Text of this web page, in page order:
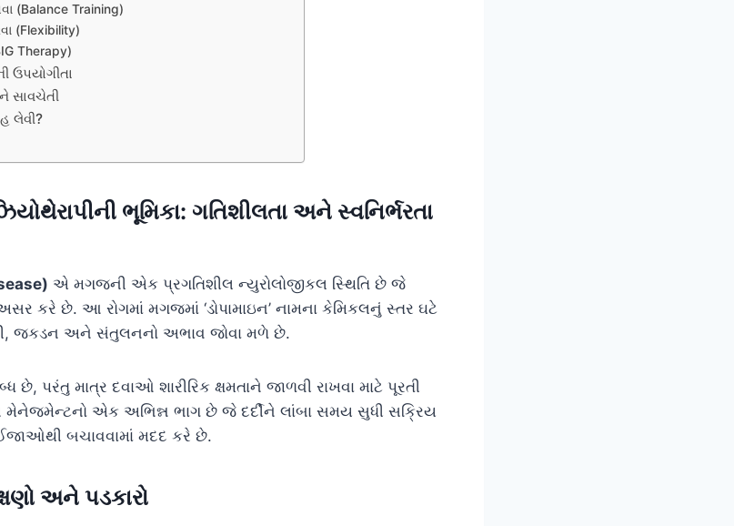
(Balance Training)
(Flexibility)
Therapy)
ઉપયોગીતા
સાવચેતી
લેવી?
ભૂમિકા: ગતિશીલતા અને સ્વનિર્ભરતા
એ મગજની એક પ્રગતિશીલ ન્યુરોલોજીકલ સ્થિતિ છે જે
કરે છે. આ રોગમાં મગજમાં ‘ડોપામાઇન’ નામના કેમિકલનું સ્તર ઘટે
જકડન અને સંતુલનનો અભાવ જોવા મળે છે.
છે, પરંતુ માત્ર દવાઓ શારીરિક ક્ષમતાને જાળવી રાખવા માટે પૂરતી
મેનેજમેન્ટનો એક અભિન્ન ભાગ છે જે દર્દીને લાંબા સમય સુધી સક્રિય
બચાવવામાં મદદ કરે છે.
અને પડકારો